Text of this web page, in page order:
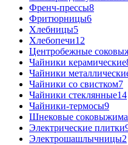
Френч-прессы8
Фритюрницы6
Хлебницы5
Хлебопечи12
Центробежные
Чайники керамические
Чайники
Чайники со свистком7
Чайники стеклянные14
Чайники-термосы9
Шнековые
Электрические плитки
Электрошашлычницы2